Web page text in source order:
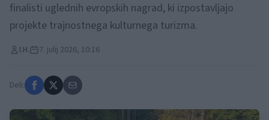
finalisti uglednih evropskih nagrad, ki izpostavljajo
projekte trajnostnega kulturnega turizma.
I.H. 7. julij 2026, 10:16
Deli: